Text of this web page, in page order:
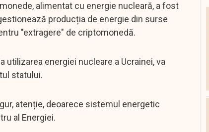
alimentat cu energie nucleară, a fost
producția de energie din surse
"extragere" de criptomonedă.
energiei nucleare a Ucrainei, va
statului.
atenție, deoarece sistemul energetic
al Energiei.